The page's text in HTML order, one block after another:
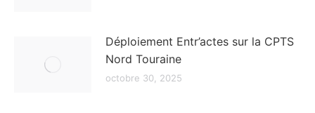
Déploiement Entr’actes sur la CPTS
Nord Touraine
octobre 30, 2025